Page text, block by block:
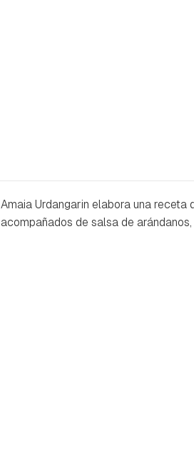
Amaia Urdangarin elabora una
acompañados de salsa de